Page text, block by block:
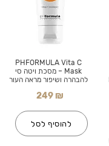
PHFORMULA Vita C
Mask – מסכת ויטה סי
להבהרה ושיפור מראה העור
249 ₪
להוסיף לסל